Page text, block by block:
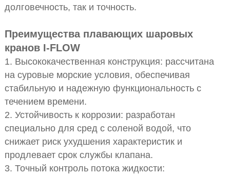
долговечность, так и точность.
Преимущества плавающих шаровых
кранов I-FLOW
1. Высококачественная конструкция: рассчитана
на суровые морские условия, обеспечивая
стабильную и надежную функциональность с
течением времени.
2. Устойчивость к коррозии: разработан
специально для сред с соленой водой, что
снижает риск ухудшения характеристик и
продлевает срок службы клапана.
3. Точный контроль потока жидкости: